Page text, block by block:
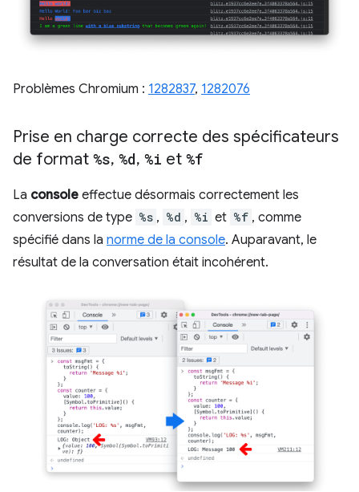
Problèmes Chromium : 1282837, 1282076
Prise en charge correcte des spécificateurs
de format %s, %d, %i et %f
La console effectue désormais correctement les
conversions de type %s , %d , %i et %f , comme
spécifié dans la norme de la console. Auparavant, le
résultat de la conversation était incohérent.